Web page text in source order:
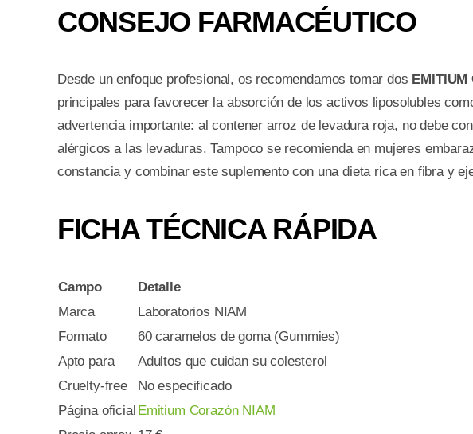
CONSEJO FARMACÉUTICO
Desde un enfoque profesional, os recomendamos tomar dos EMITIUM
principales para favorecer la absorción de los activos liposolubles
advertencia importante: al contener arroz de levadura roja, no debe
alérgicos a las levaduras. Tampoco se recomienda en mujeres
constancia y combinar este suplemento con una dieta rica en fibra y
FICHA TÉCNICA RÁPIDA
Campo
Detalle
Marca
Laboratorios NIAM
Formato
60 caramelos de goma (Gummies)
Apto para
Adultos que cuidan su colesterol
Cruelty-free
No especificado
Página oficial Emitium Corazón NIAM